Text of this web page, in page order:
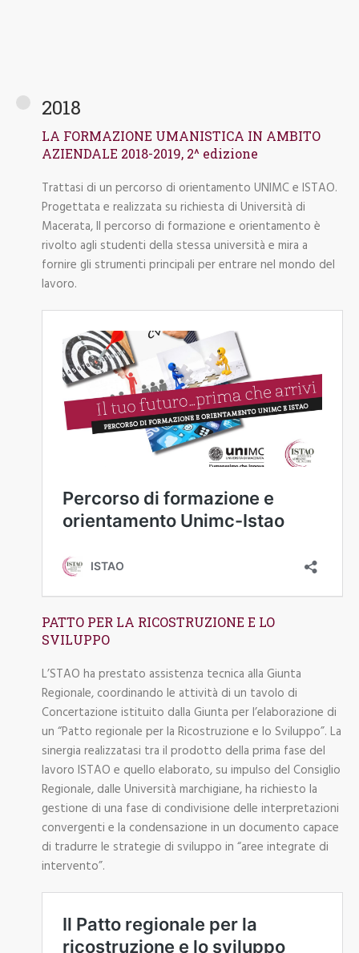
2018
LA FORMAZIONE UMANISTICA IN AMBITO
AZIENDALE 2018-2019, 2^ edizione
Trattasi di un percorso di orientamento UNIMC e ISTAO.
Progettata e realizzata su richiesta di Università di
Macerata, Il percorso di formazione e orientamento è
rivolto agli studenti della stessa università e mira a
fornire gli strumenti principali per entrare nel mondo del
lavoro.
PATTO PER LA RICOSTRUZIONE E LO
SVILUPPO
L’STAO ha prestato assistenza tecnica alla Giunta
Regionale, coordinando le attività di un tavolo di
Concertazione istituito dalla Giunta per l’elaborazione di
un “Patto regionale per la Ricostruzione e lo Sviluppo”. La
sinergia realizzatasi tra il prodotto della prima fase del
lavoro ISTAO e quello elaborato, su impulso del Consiglio
Regionale, dalle Università marchigiane, ha richiesto la
gestione di una fase di condivisione delle interpretazioni
convergenti e la condensazione in un documento capace
di tradurre le strategie di sviluppo in “aree integrate di
intervento”.